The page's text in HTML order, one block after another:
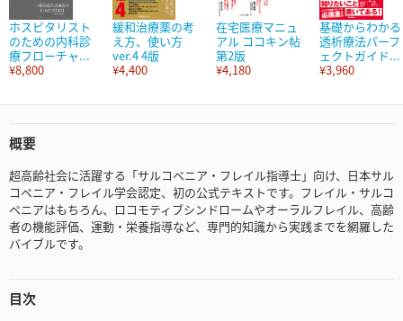
ホスピタリスト
のための内科診
療フローチャ...
¥8,800
緩和治療薬の考
え方、使い方
ver.4 4版
¥4,400
在宅医療マニュ
アル ココキン帖
第2版
¥4,180
基礎からわかる
透析療法パーフ
ェクトガイド...
¥3,960
概要
超高齢社会に活躍する「サルコペニア・フレイル指導士」向け、日本サル
コペニア・フレイル学会認定、初の公式テキストです。フレイル・サルコ
ペニアはもちろん、ロコモティブシンドロームやオーラルフレイル、高齢
者の機能評価、運動・栄養指導など、専門的知識から実践までを網羅した
バイブルです。
目次